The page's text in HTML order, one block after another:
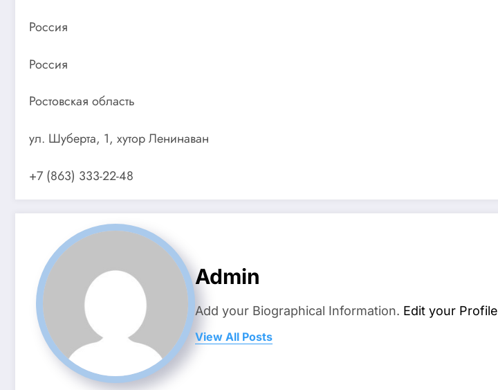
Россия
Россия
Ростовская область
ул. Шуберта, 1, хутор Ленинаван
+7 (863) 333-22-48
Admin
Add your Biographical Information. Edit your Profile
View All Posts